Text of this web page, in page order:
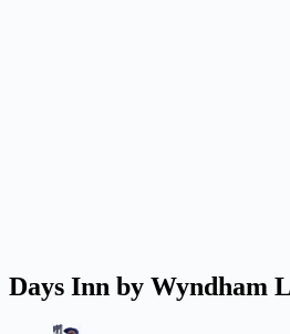
Days Inn by Wyndham